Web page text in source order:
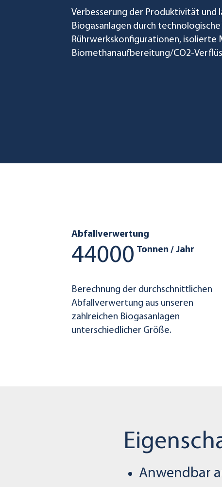
Verbesserung der Produktivität
Biogasanlagen durch
Rührwerkskonfigurationen, isolierte
Biomethanaufbereitung/CO2-
Abfallverwertung
44000 Tonnen / Jahr
Berechnung der durchschnittlichen
Abfallverwertung aus unseren
zahlreichen Biogasanlagen
unterschiedlicher Größe.
Anwendbar